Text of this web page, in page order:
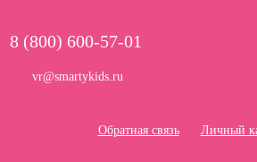
8 (800) 600-57-01
vr@smartykids.ru
Обратная связь Личный